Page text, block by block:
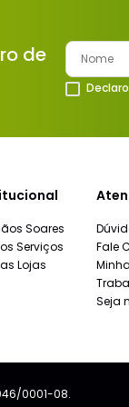
de
Soares
Serviços
Lojas
Fale
Seja
0001-08.